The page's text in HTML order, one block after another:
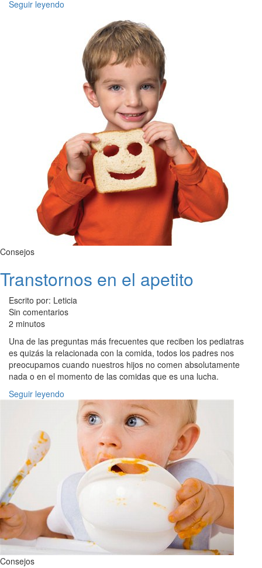
Seguir leyendo
Consejos
Transtornos en el apetito
Escrito por: Leticia
Sin comentarios
2 minutos
Una de las preguntas más frecuentes que reciben los pediatras
es quizás la relacionada con la comida, todos los padres nos
preocupamos cuando nuestros hijos no comen absolutamente
nada o en el momento de las comidas que es una lucha.
Seguir leyendo
Consejos